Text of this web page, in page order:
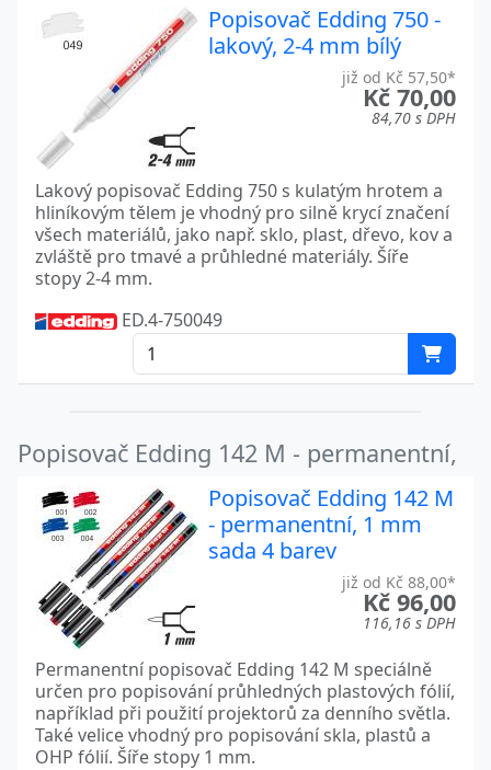
Popisovač Edding 750 -
lakový, 2-4 mm bílý
již od Kč 57,50*
Kč 70,00
84,70 s DPH
Lakový popisovač Edding 750 s kulatým hrotem a
hliníkovým tělem je vhodný pro silně krycí značení
všech materiálů, jako např. sklo, plast, dřevo, kov a
zvláště pro tmavé a průhledné materiály. Šíře
stopy 2-4 mm.
ED.4-750049
Popisovač Edding 142 M - permanentní,
Popisovač Edding 142 M
- permanentní, 1 mm
sada 4 barev
již od Kč 88,00*
Kč 96,00
116,16 s DPH
Permanentní popisovač Edding 142 M speciálně
určen pro popisování průhledných plastových fólií,
například při použití projektorů za denního světla.
Také velice vhodný pro popisování skla, plastů a
OHP fólií. Šíře stopy 1 mm.